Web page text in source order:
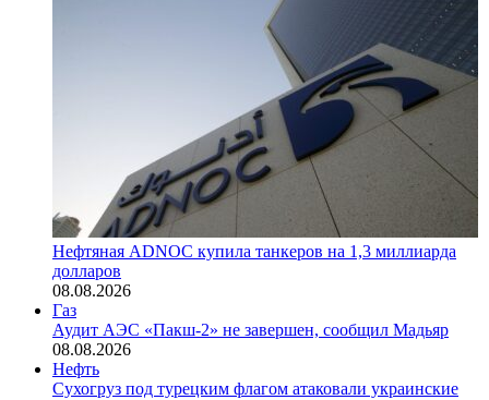
Нефтяная ADNOC купила танкеров на 1,3 миллиарда
долларов
08.08.2026
Газ
Аудит АЭС «Пакш-2» не завершен, сообщил Мадьяр
08.08.2026
Нефть
Сухогруз под турецким флагом атаковали украинские